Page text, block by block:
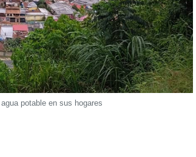
potable en sus hogares